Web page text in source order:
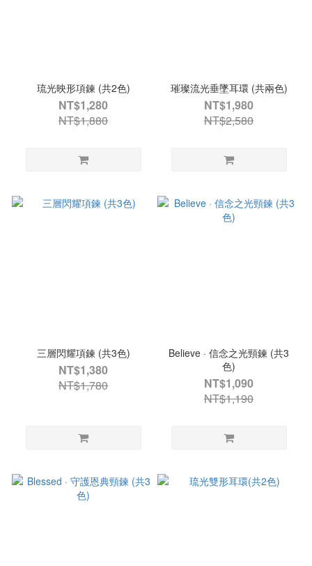
琉光映形項鍊 (共2色)
NT$1,280
NT$1,880
璀璨流光垂墜耳環 (共兩色)
NT$1,980
NT$2,580
三層閃耀項鍊 (共3色)
NT$1,380
NT$1,780
Believe · 信念之光頸鍊 (共3
色)
NT$1,090
NT$1,190